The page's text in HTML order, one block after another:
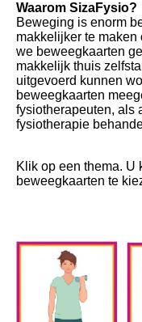
Waarom SizaFysio?
Beweging is enorm
makkelijker te
we beweegkaarten
makkelijk thuis
uitgevoerd kunnen
beweegkaarten
fysiotherapeuten, als
fysiotherapie
Klik op een thema. U
beweegkaarten te